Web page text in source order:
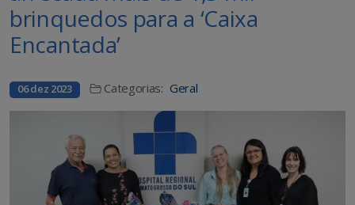
brinquedos para a ‘Caixa
Encantada’
06 dez 2023 Categorias: Geral